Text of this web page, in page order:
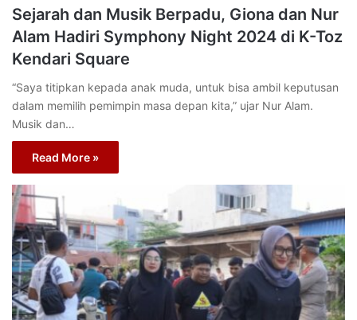
Sejarah dan Musik Berpadu, Giona dan Nur
Alam Hadiri Symphony Night 2024 di K-Toz
Kendari Square
“Saya titipkan kepada anak muda, untuk bisa ambil keputusan
dalam memilih pemimpin masa depan kita,” ujar Nur Alam.
Musik dan…
Read More »